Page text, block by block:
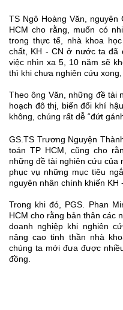
TS Ngô Hoàng Văn,
HCM cho rằng, muốn có
trong thực tế, nhà khoa
chất, KH - CN ở nước ta đã
việc nhìn xa 5, 10 năm sẽ
thì khi chưa nghiên cứu
Theo ông Văn, những đề tài
hoạch đô thị, biến đổi khí
không, chúng rất dễ “đứt
GS.TS Trương Nguyện
toán TP HCM, cũng cho
những đề tài nghiên cứu
phục vụ những mục tiêu
nguyên nhân chính khiến KH
Trong khi đó, PGS. Phan
HCM cho rằng bản thân các
doanh nghiệp khi nghiên
nâng cao tinh thần nhà
chúng ta mới đưa được
đồng.